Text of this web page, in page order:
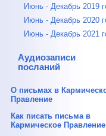
Июнь - Декабрь 2019
Июнь - Декабрь 2020
Июнь - Декабрь 2021
Аудиозаписи
посланий
О письмах в
Правление
Как писать письма в
Кармическое Правление